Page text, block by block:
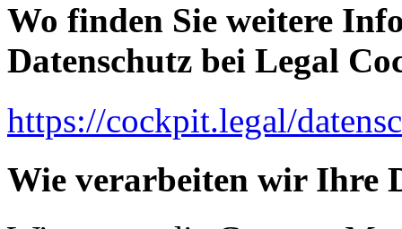
Wo finden Sie weitere
Datenschutz bei Legal
https://cockpit.legal/
Wie verarbeiten wir Ihre